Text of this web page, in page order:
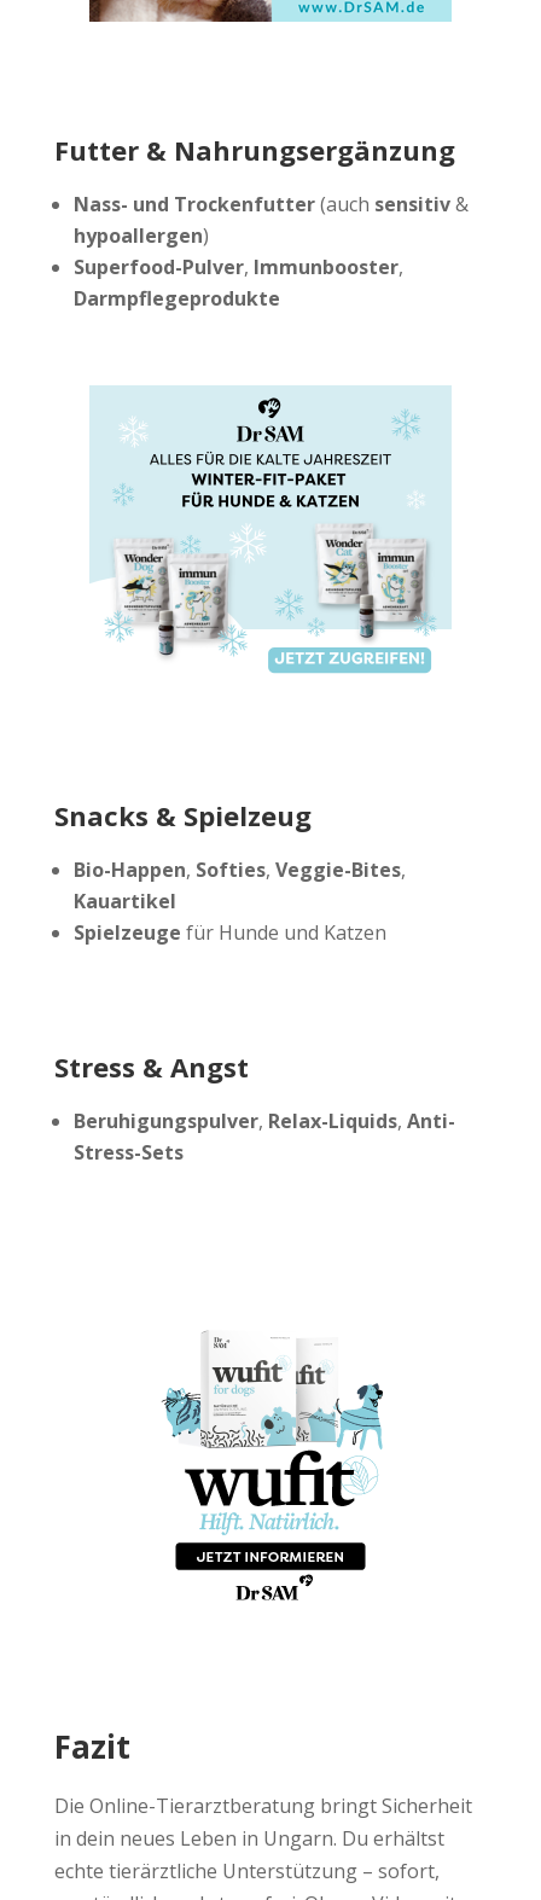
Futter & Nahrungsergänzung
Nass- und Trockenfutter(auch sensitiv&
hypoallergen)
Superfood-Pulver, Immunbooster,
Darmpflegeprodukte
Snacks & Spielzeug
Bio-Happen, Softies, Veggie-Bites,
Kauartikel
Spielzeuge für Hunde und Katzen
Stress & Angst
Beruhigungspulver, Relax-Liquids, Anti-
Stress-Sets
Fazit
Die Online-Tierarztberatung bringt Sicherheit
in dein neues Leben in Ungarn. Du erhältst
echte tierärztliche Unterstützung – sofort,